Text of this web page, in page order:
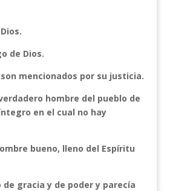
de Dios.
son mencionados por su justicia.
hombre del pueblo de
en el cual no hay
bueno, lleno del Espíritu
de gracia y de poder y parecía